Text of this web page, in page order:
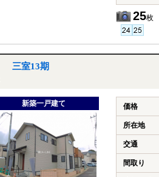
25枚
三室13期
新築一戸建て 価格
所在地
交通
間取り